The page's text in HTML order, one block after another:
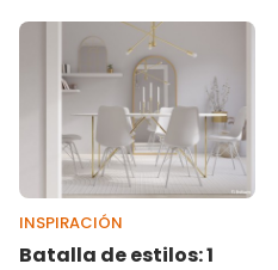
metros cuadrados en
un oasis urbano
INSPIRACIÓN
Batalla de estilos: 1